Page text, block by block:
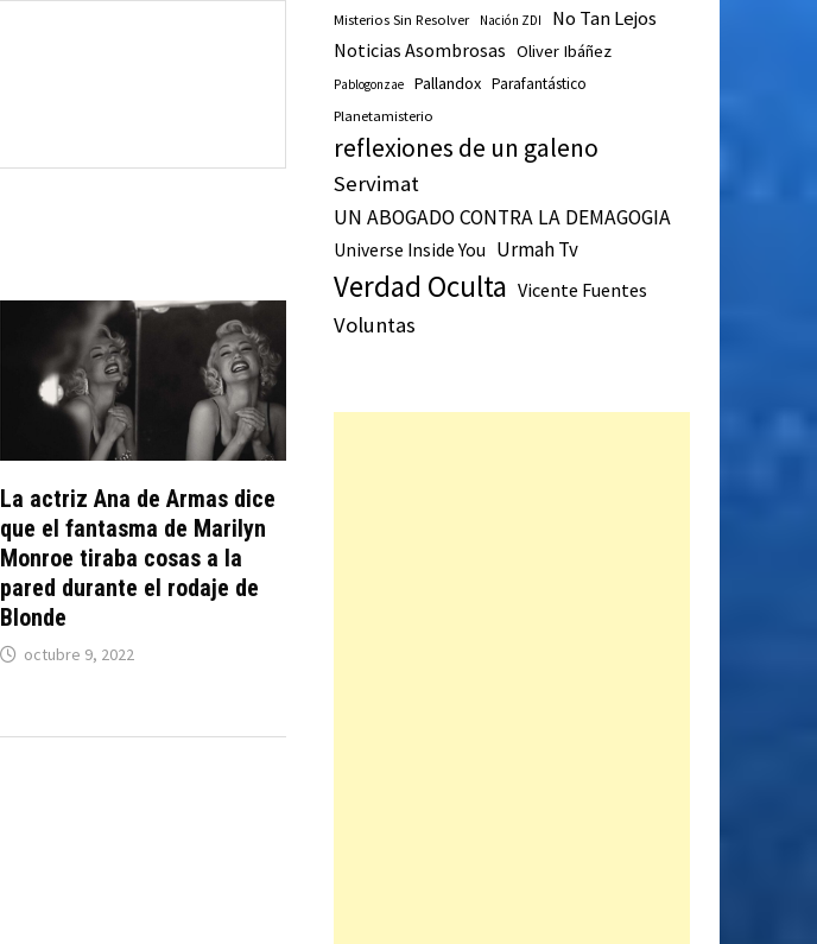
La actriz Ana de Armas dice
que el fantasma de Marilyn
Monroe tiraba cosas a la
pared durante el rodaje de
Blonde
octubre 9, 2022
Misterios Sin Resolver Nación ZDI No Tan Lejos
Noticias Asombrosas Oliver Ibáñez
Pablogonzae Pallandox Parafantástico
Planetamisterio
reflexiones de un galeno
Servimat
UN ABOGADO CONTRA LA DEMAGOGIA
Universe Inside You Urmah Tv
Verdad Oculta Vicente Fuentes
Voluntas